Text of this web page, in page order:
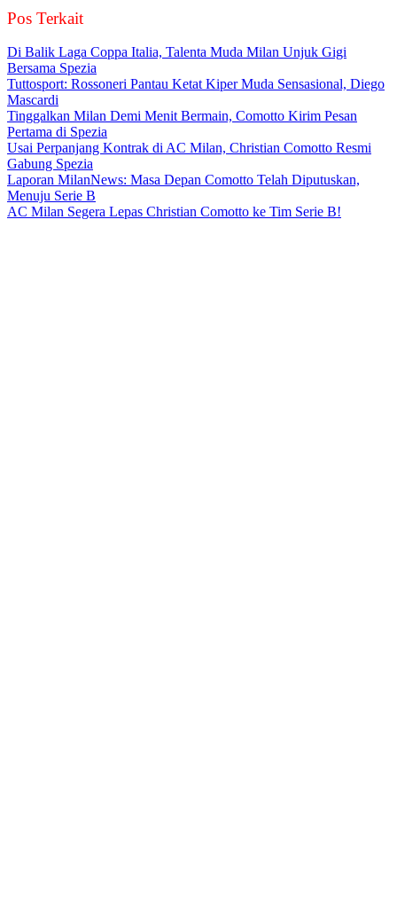
Pos Terkait
Di Balik Laga Coppa Italia, Talenta Muda Milan Unjuk Gigi
Bersama Spezia
Tuttosport: Rossoneri Pantau Ketat Kiper Muda Sensasional, Diego
Mascardi
Tinggalkan Milan Demi Menit Bermain, Comotto Kirim Pesan
Pertama di Spezia
Usai Perpanjang Kontrak di AC Milan, Christian Comotto Resmi
Gabung Spezia
Laporan MilanNews: Masa Depan Comotto Telah Diputuskan,
Menuju Serie B
AC Milan Segera Lepas Christian Comotto ke Tim Serie B!